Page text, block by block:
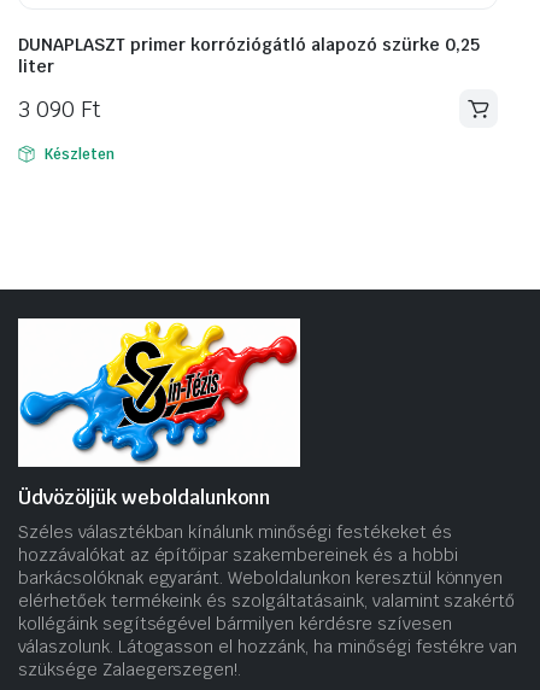
DUNAPLASZT primer korróziógátló alapozó szürke 0,25
liter
3 090 Ft
Készleten
Üdvözöljük weboldalunkonn
Széles választékban kínálunk minőségi festékeket és
hozzávalókat az építőipar szakembereinek és a hobbi
barkácsolóknak egyaránt. Weboldalunkon keresztül könnyen
elérhetőek termékeink és szolgáltatásaink, valamint szakértő
kollégáink segítségével bármilyen kérdésre szívesen
válaszolunk. Látogasson el hozzánk, ha minőségi festékre van
szüksége Zalaegerszegen!.